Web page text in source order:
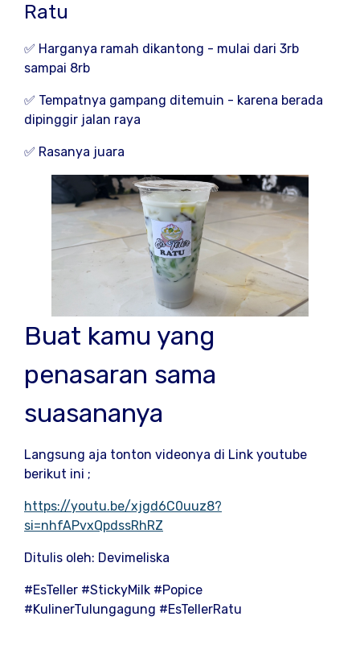
Ratu
✅ Harganya ramah dikantong - mulai dari 3rb
sampai 8rb
✅ Tempatnya gampang ditemuin - karena berada
dipinggir jalan raya
✅ Rasanya juara
Buat kamu yang
penasaran sama
suasananya
Langsung aja tonton videonya di Link youtube
berikut ini ;
https://youtu.be/xjgd6C0uuz8?
si=nhfAPvxQpdssRhRZ
Ditulis oleh: Devimeliska
#EsTeller #StickyMilk #Popice
#KulinerTulungagung #EsTellerRatu